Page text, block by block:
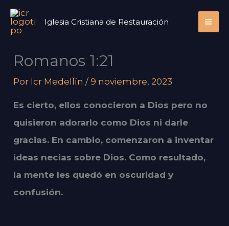
Iglesia Cristiana de Restauración
Romanos 1:21
Por Icr Medellín/9 noviembre, 2023
Es cierto, ellos conocieron a Dios pero no
quisieron adorarlo como Dios ni darle
gracias. En cambio, comenzaron a inventar
ideas necias sobre Dios. Como resultado,
la mente les quedó en oscuridad y
confusión.